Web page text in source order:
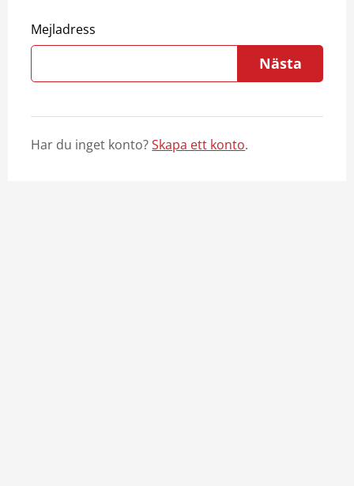
Mejladress
Nästa
Har du inget konto?Skapa ett konto.